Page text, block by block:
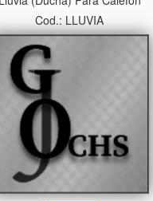
Cod.: LLUVIA